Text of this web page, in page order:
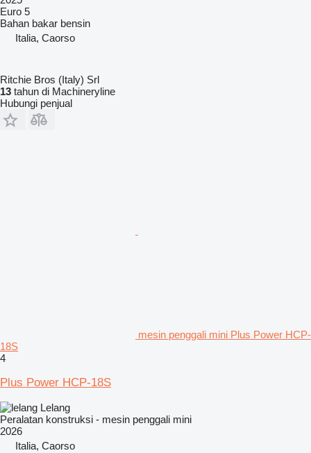
Euro 5
Bahan bakar bensin
Italia, Caorso
Ritchie Bros (Italy) Srl
13 tahun di Machineryline
Hubungi penjual
mesin penggali mini Plus Power HCP-
18S
4
Plus Power HCP-18S
Lelang
Peralatan konstruksi - mesin penggali mini
2026
Italia, Caorso